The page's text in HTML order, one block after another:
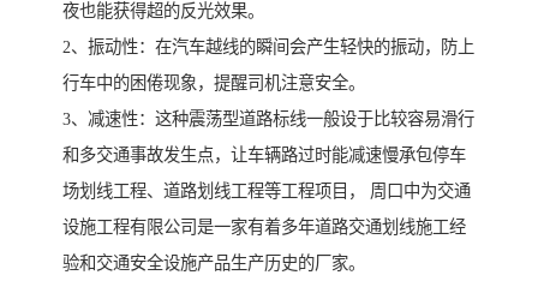
夜也能获得超的反光效果。
2、振动性：在汽车越线的瞬间会产生轻快的振动，防上
行车中的困倦现象，提醒司机注意安全。
3、减速性：这种震荡型道路标线一般设于比较容易滑行
和多交通事故发生点，让车辆路过时能减速慢承包停车
场划线工程、道路划线工程等工程项目， 周口中为交通
设施工程有限公司是一家有着多年道路交通划线施工经
验和交通安全设施产品生产历史的厂家。